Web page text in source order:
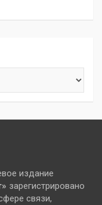
издание
зарегистрировано
связи,